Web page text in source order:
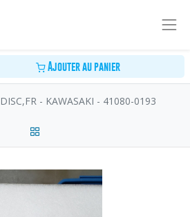
Ajouter au panier
DISC,FR - KAWASAKI - 41080-0193